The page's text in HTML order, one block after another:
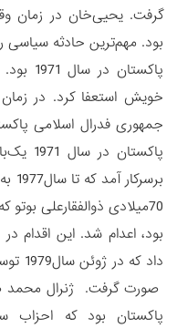
گرفت. یحیی‌خان در زمان
بود. مهم‌ترین حادثه سیاسی
خویش استعفا کرد. در
جمهوری فدرال اسلامی
70میلادی ذوالفقارعلی
بود، اعدام شد. این اقدام
داد
صورت گرفت. ژنرال محمد
پاکستان بود که احزاب